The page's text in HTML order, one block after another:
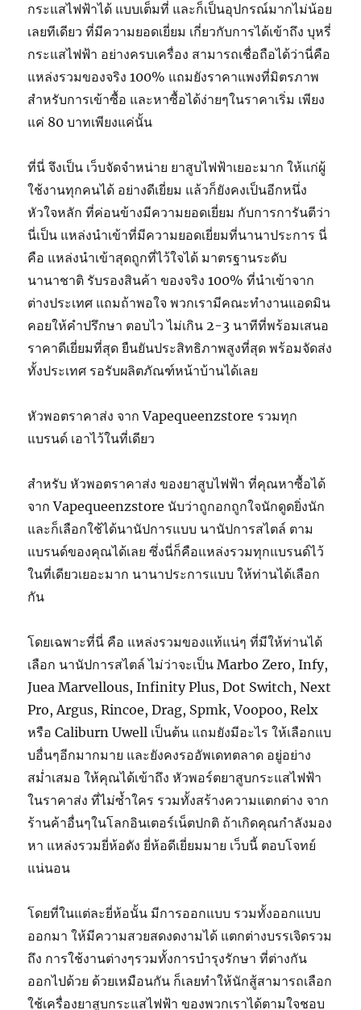
กระแสไฟฟ้าได้ แบบเต็มที่ และก็เป็นอุปกรณ์มากไม่น้อย
เลยทีเดียว ที่มีความยอดเยี่ยม เกี่ยวกับการได้เข้าถึง บุหรี่
กระแสไฟฟ้า อย่างครบเครื่อง สามารถเชื่อถือได้ว่านี่คือ
แหล่งรวมของจริง 100% แถมยังราคาแพงที่มิตรภาพ
สำหรับการเข้าซื้อ และหาซื้อได้ง่ายๆในราคาเริ่ม เพียง
แค่ 80 บาทเพียงแค่นั้น
ที่นี่ จึงเป็น เว็บจัดจำหน่าย ยาสูบไฟฟ้าเยอะมาก ให้แก่ผู้
ใช้งานทุกคนได้ อย่างดีเยี่ยม แล้วก็ยังคงเป็นอีกหนึ่ง
หัวใจหลัก ที่ค่อนข้างมีความยอดเยี่ยม กับการการันตีว่า
นี่เป็น แหล่งนำเข้าที่มีความยอดเยี่ยมที่นานาประการ นี่
คือ แหล่งนำเข้าสุดถูกที่ไว้ใจได้ มาตรฐานระดับ
นานาชาติ รับรองสินค้า ของจริง 100% ที่นำเข้าจาก
ต่างประเทศ แถมถ้าพอใจ พวกเรามีคณะทำงานแอดมิน
คอยให้คำปรึกษา ตอบไว ไม่เกิน 2-3 นาทีที่พร้อมเสนอ
ราคาดีเยี่ยมที่สุด ยืนยันประสิทธิภาพสูงที่สุด พร้อมจัดส่ง
ทั้งประเทศ รอรับผลิตภัณฑ์หน้าบ้านได้เลย
หัวพอตราคาส่ง จาก Vapequeenzstore รวมทุก
แบรนด์ เอาไว้ในที่เดียว
สำหรับ หัวพอตราคาส่ง ของยาสูบไฟฟ้า ที่คุณหาซื้อได้
จาก Vapequeenzstore นับว่าถูกอกถูกใจนักดูดยิ่งนัก
และก็เลือกใช้ได้นานัปการแบบ นานัปการสไตล์ ตาม
แบรนด์ของคุณได้เลย ซึ่งนี่ก็คือแหล่งรวมทุกแบรนด์ไว้
ในที่เดียวเยอะมาก นานาประการแบบ ให้ท่านได้เลือก
กัน
โดยเฉพาะที่นี่ คือ แหล่งรวมของแท้แน่ๆ ที่มีให้ท่านได้
เลือก นานัปการสไตล์ ไม่ว่าจะเป็น Marbo Zero, Infy,
Juea Marvellous, Infinity Plus, Dot Switch, Next
Pro, Argus, Rincoe, Drag, Spmk, Voopoo, Relx
หรือ Caliburn Uwell เป็นต้น แถมยังมีอะไร ให้เลือกแบ
บอื่นๆอีกมากมาย และยังคงรออัพเดทตลาด อยู่อย่าง
สม่ำเสมอ ให้คุณได้เข้าถึง หัวพอร์ตยาสูบกระแสไฟฟ้า
ในราคาส่ง ที่ไม่ซ้ำใคร รวมทั้งสร้างความแตกต่าง จาก
ร้านค้าอื่นๆในโลกอินเตอร์เน็ตปกติ ถ้าเกิดคุณกำลังมอง
หา แหล่งรวมยี่ห้อดัง ยี่ห้อดีเยี่ยมมาย เว็บนี้ ตอบโจทย์
แน่นอน
โดยที่ในแต่ละยี่ห้อนั้น มีการออกแบบ รวมทั้งออกแบบ
ออกมา ให้มีความสวยสดงดงามได้ แตกต่างบรรเจิดรวม
ถึง การใช้งานต่างๆรวมทั้งการบำรุงรักษา ที่ต่างกัน
ออกไปด้วย ด้วยเหมือนกัน ก็เลยทำให้นักสู้สามารถเลือก
ใช้เครื่องยาสูบกระแสไฟฟ้า ของพวกเราได้ตามใจชอบ